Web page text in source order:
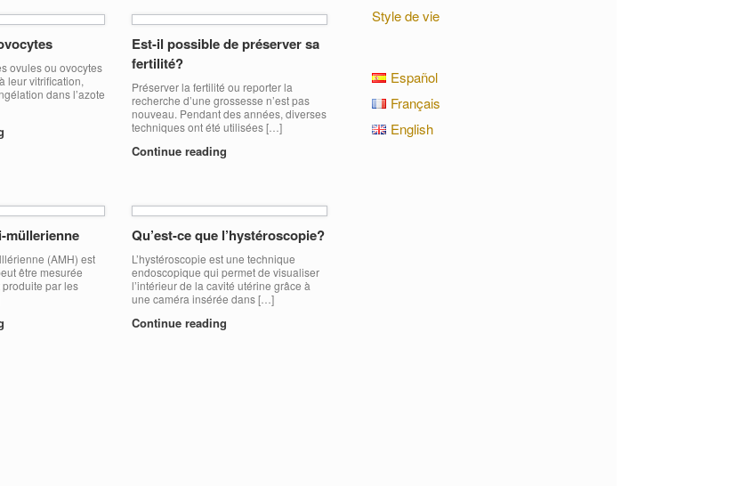
ovules ou ovocytes
leur vitrification,
dans l’azote
Est-il possible de préserver sa
fertilité?
Préserver la fertilité ou reporter la
recherche d’une grossesse n’est pas
nouveau. Pendant des années, diverses
techniques ont été utilisées […]
Continue reading
müllerienne
(AMH) est
être mesurée
par les
Qu’est-ce que l’hystéroscopie?
L’hystéroscopie est une technique
endoscopique qui permet de visualiser
l’intérieur de la cavité utérine grâce à
une caméra insérée dans […]
Continue reading
Style de vie
Español
Français
English